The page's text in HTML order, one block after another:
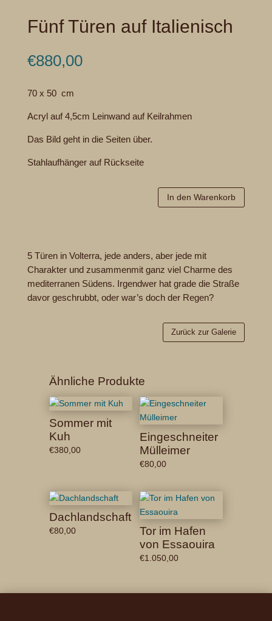
Fünf Türen auf Italienisch
€880,00
70 x 50 cm
Acryl auf 4,5cm Leinwand auf Keilrahmen
Das Bild geht in die Seiten über.
Stahlaufhänger auf Rückseite
In den Warenkorb
5 Türen in Volterra, jede anders, aber jede mit
Charakter und zusammenmit ganz viel Charme des
mediterranen Südens. Irgendwer hat grade die Straße
davor geschrubbt, oder war’s doch der Regen?
Zurück zur Galerie
Ähnliche Produkte
Sommer mit
Kuh
€380,00
Eingeschneiter
Mülleimer
€80,00
Dachlandschaft
€80,00
Tor im Hafen
von Essaouira
€1.050,00